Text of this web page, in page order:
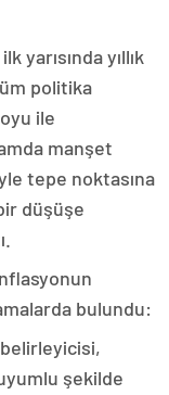
yarısında yıllık
politika
ile
manşet
tepe noktasına
düşüşe
bulundu:
şekilde